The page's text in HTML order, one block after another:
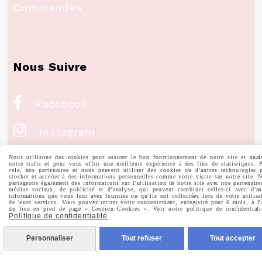
Commandes
Nous Suivre
 Facebook
 Instagram
Pinterest
 Youtube
Votre Email
Nous utilisons des cookies pour assurer le bon fonctionnement de notre site et
notre trafic et pour vous offrir une meilleure expérience à des fins de statistiques.
cela, nos partenaires et nous peuvent utiliser des cookies ou d'autres technologies
stocker et accéder à des informations personnelles comme votre visite sur notre site.
partageons également des informations sur l'utilisation de notre site avec nos
médias sociaux, de publicité et d'analyse, qui peuvent combiner celles-ci avec
informations que vous leur avez fournies ou qu'ils ont collectées lors de votre
de leurs services. Vous pouvez retirer votre consentement, enregistré pour 6 mois, à
du lien en pied de page « Gestion Cookies ». Voir notre politique de
Politique de confidentialité
Personnaliser Tout refuser Tout accepter